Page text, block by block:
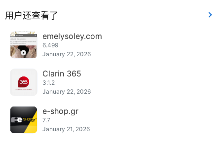
用户还查看了
emelysoley.com
6.499
January 22, 2026
Clarin 365
3.1.2
January 22, 2026
e-shop.gr
7.7
January 21, 2026